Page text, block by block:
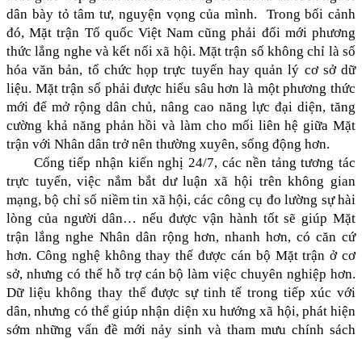
dân bày tỏ tâm tư, nguyện vọng của mình. Trong bối cảnh
đó, Mặt trận Tổ quốc Việt Nam cũng phải đổi mới phương
thức lắng nghe và kết nối xã hội. Mặt trận số không chỉ là số
hóa văn bản, tổ chức họp trực tuyến hay quản lý cơ sở dữ
liệu. Mặt trận số phải được hiểu sâu hơn là một phương thức
mới để mở rộng dân chủ, nâng cao năng lực đại diện, tăng
cường khả năng phản hồi và làm cho mối liên hệ giữa Mặt
trận với Nhân dân trở nên thường xuyên, sống động hơn.
Cổng tiếp nhận kiến nghị 24/7, các nền tảng tương tác
trực tuyến, việc nắm bắt dư luận xã hội trên không gian
mạng, bộ chỉ số niềm tin xã hội, các công cụ đo lường sự hài
lòng của người dân… nếu được vận hành tốt sẽ giúp Mặt
trận lắng nghe Nhân dân rộng hơn, nhanh hơn, có căn cứ
hơn. Công nghệ không thay thế được cán bộ Mặt trận ở cơ
sở, nhưng có thể hỗ trợ cán bộ làm việc chuyên nghiệp hơn.
Dữ liệu không thay thế được sự tinh tế trong tiếp xúc với
dân, nhưng có thể giúp nhận diện xu hướng xã hội, phát hiện
sớm những vấn đề mới nảy sinh và tham mưu chính sách